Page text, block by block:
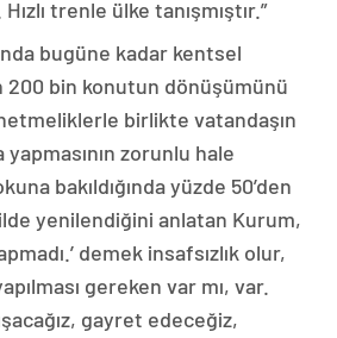
trenle ülke tanışmıştır.”
bugüne kadar kentsel
200 bin konutun dönüşümünü
birlikte vatandaşın
zorunlu hale
bakıldığında yüzde 50’den
yenilendiğini anlatan Kurum,
demek insafsızlık olur,
gereken var mı, var.
gayret edeceğiz,